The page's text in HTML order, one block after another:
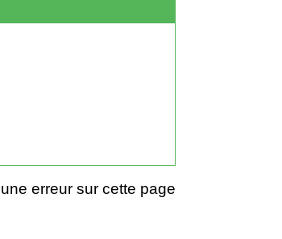
erreur sur cette page